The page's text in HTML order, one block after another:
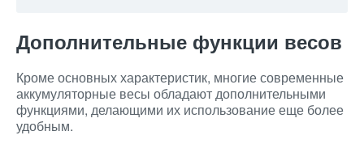
Дополнительные функции весов
Кроме основных характеристик, многие современные
аккумуляторные весы обладают дополнительными
функциями, делающими их использование еще более
удобным.